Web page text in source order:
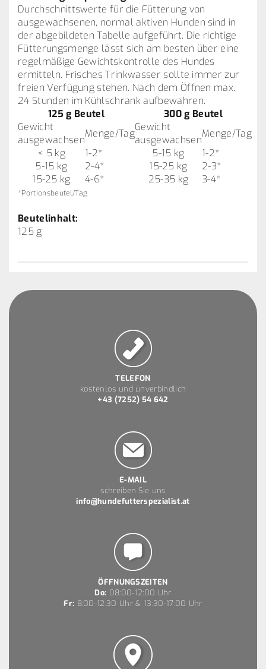
Durchschnittswerte für die Fütterung von
ausgewachsenen, normal aktiven Hunden sind in
der abgebildeten Tabelle aufgeführt. Die richtige
Fütterungsmenge lässt sich am besten über eine
regelmäßige Gewichtskontrolle des Hundes
ermitteln. Frisches Trinkwasser sollte immer zur
freien Verfügung stehen. Nach dem Öffnen max.
24 Stunden im Kühlschrank aufbewahren.
125 g Beutel
300 g Beutel
Gewicht
ausgewachsen
Menge/Tag
Gewicht
ausgewachsen
Menge/Tag
< 5 kg
1-2* 5-15 kg
1-2*
5-15 kg
2-4* 15-25 kg
2-3*
15-25 kg
4-6* 25-35 kg 3-4*
*Portionsbeutel/Tag
Beutelinhalt:
125 g
TELEFON
kostenlos und unverbindlich
+43 (7252) 54 642
E-MAIL
schreiben Sie uns
info@hundefutterspezialist.at
ÖFFNUNGSZEITEN
Do: 08:00-12:00 Uhr
Fr: 8:00-12:30 Uhr & 13:30-17:00 Uhr